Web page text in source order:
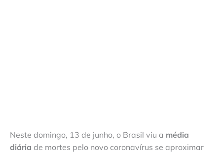
Neste domingo, 13 de junho, o Brasil viu a média
diária de mortes pelo novo coronavírus se aproximar